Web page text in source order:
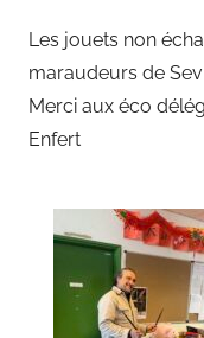
Les jouets non
maraudeurs de
Merci aux éco
Enfert